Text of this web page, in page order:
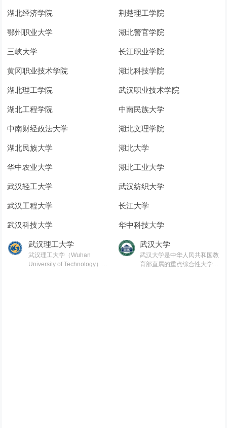
湖北经济学院 荆楚理工学院
鄂州职业大学 湖北警官学院
三峡大学 长江职业学院
黄冈职业技术学院 湖北科技学院
湖北理工学院 武汉职业技术学院
湖北工程学院 中南民族大学
中南财经政法大学 湖北文理学院
湖北民族大学 湖北大学
华中农业大学 湖北工业大学
武汉轻工大学 武汉纺织大学
武汉工程大学 长江大学
武汉科技大学 华中科技大学
武汉理工大学
武汉理工大学（Wuhan
University of Technology），
武汉大学
武汉大学是中华人民共和国教
育部直属的重点综合性大学，